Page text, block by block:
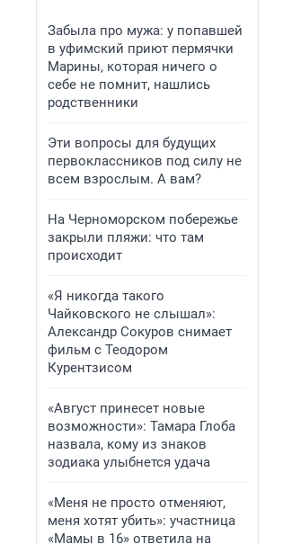
Забыла про мужа: у попавшей
в уфимский приют пермячки
Марины, которая ничего о
себе не помнит, нашлись
родственники
Эти вопросы для будущих
первоклассников под силу не
всем взрослым. А вам?
На Черноморском побережье
закрыли пляжи: что там
происходит
«Я никогда такого
Чайковского не слышал»:
Александр Сокуров снимает
фильм с Теодором
Курентзисом
«Август принесет новые
возможности»: Тамара Глоба
назвала, кому из знаков
зодиака улыбнется удача
«Меня не просто отменяют,
меня хотят убить»: участница
«Мамы в 16» ответила на